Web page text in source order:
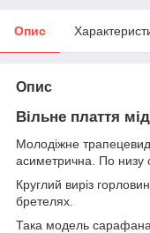
Опис
Опис
Вільне плаття
Молодіжне
асиметрична. По низу
Круглий виріз
бретелях.
Така модель